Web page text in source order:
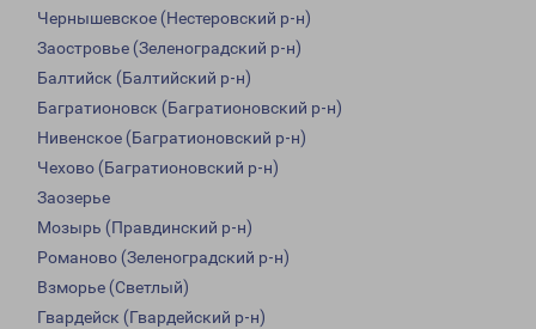
Чернышевское (Нестеровский р-н)
Заостровье (Зеленоградский р-н)
Балтийск (Балтийский р-н)
Багратионовск (Багратионовский р-н)
Нивенское (Багратионовский р-н)
Чехово (Багратионовский р-н)
Заозерье
Мозырь (Правдинский р-н)
Романово (Зеленоградский р-н)
Взморье (Светлый)
Гвардейск (Гвардейский р-н)